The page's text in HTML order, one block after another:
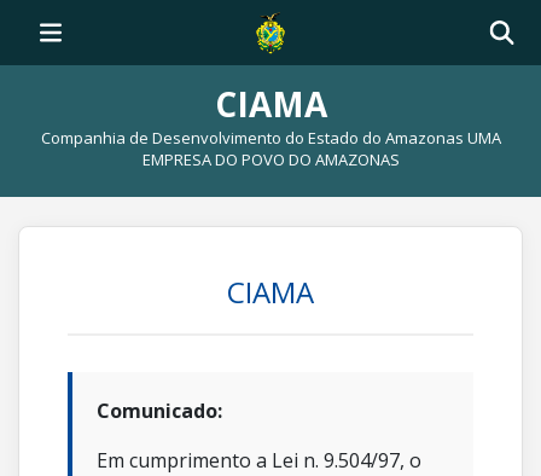
CIAMA
Companhia de Desenvolvimento do Estado do Amazonas UMA
EMPRESA DO POVO DO AMAZONAS
CIAMA
Comunicado:
Em cumprimento a Lei n. 9.504/97, o